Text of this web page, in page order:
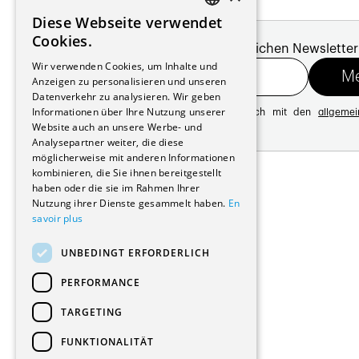
Melde dich für unseren monatlichen
Mit der Registrierung erklären Sie sich mit den
Datenschutzrichtlinie
Adresse:
Avenue de Longemalle 21
1020 Renens
Schweiz
Kontakt:
Plattform: +41 21 631 10 50
info@architectes.ch
FRENCH
Diese Webseite verwendet
Cookies.
Wir verwenden Cookies, um Inhalte und
Anzeigen zu personalisieren und unseren
Datenverkehr zu analysieren. Wir geben
Informationen über Ihre Nutzung unserer
Website auch an unsere Werbe- und
Analysepartner weiter, die diese
möglicherweise mit anderen Informationen
kombinieren, die Sie ihnen bereitgestellt
haben oder die sie im Rahmen Ihrer
Nutzung ihrer Dienste gesammelt haben. En
savoir plus
UNBEDINGT ERFORDERLICH
PERFORMANCE
TARGETING
FUNKTIONALITÄT